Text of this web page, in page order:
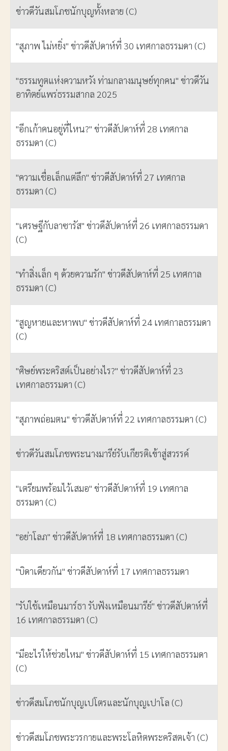
ข่าวดีวันสมโภชนักบุญทั้งหลาย (C)
"สุภาพ ไม่หยิ่ง" ข่าวดีสัปดาห์ที่ 30 เทศกาลธรรมดา (C)
"ธรรมทูตแห่งความหวัง ท่ามกลางมนุษย์ทุกคน" ข่าวดีวัน
อาทิตย์แพร่ธรรมสากล 2025
"อีกเก้าคนอยู่ที่ไหน?" ข่าวดีสัปดาห์ที่ 28 เทศกาล
ธรรมดา (C)
"ความเชื่อเล็กแต่ลึก" ข่าวดีสัปดาห์ที่ 27 เทศกาล
ธรรมดา (C)
"เศรษฐีกับลาซารัส" ข่าวดีสัปดาห์ที่ 26 เทศกาลธรรมดา
(C)
"ทำสิ่งเล็ก ๆ ด้วยความรัก" ข่าวดีสัปดาห์ที่ 25 เทศกาล
ธรรมดา (C)
"สูญหายและหาพบ" ข่าวดีสัปดาห์ที่ 24 เทศกาลธรรมดา
(C)
"ศิษย์พระคริสต์เป็นอย่างไร?" ข่าวดีสัปดาห์ที่ 23
เทศกาลธรรมดา (C)
"สุภาพถ่อมตน" ข่าวดีสัปดาห์ที่ 22 เทศกาลธรรมดา (C)
ข่าวดีวันสมโภชพระนางมารีย์รับเกียรติเข้าสู่สวรรค์
"เตรียมพร้อมไว้เสมอ" ข่าวดีสัปดาห์ที่ 19 เทศกาล
ธรรมดา (C)
"อย่าโลภ" ข่าวดีสัปดาห์ที่ 18 เทศกาลธรรมดา (C)
"บิดาเดียวกัน" ข่าวดีสัปดาห์ที่ 17 เทศกาลธรรมดา
"รับใช้เหมือนมาร์ธา รับฟังเหมือนมารีย์" ข่าวดีสัปดาห์ที่
16 เทศกาลธรรมดา (C)
"มีอะไรให้ช่วยไหม" ข่าวดีสัปดาห์ที่ 15 เทศกาลธรรมดา
(C)
ข่าวดีสมโภชนักบุญเปโตรและนักบุญเปาโล (C)
ข่าวดีสมโภชพระวรกายและพระโลหิตพระคริสตเจ้า (C)